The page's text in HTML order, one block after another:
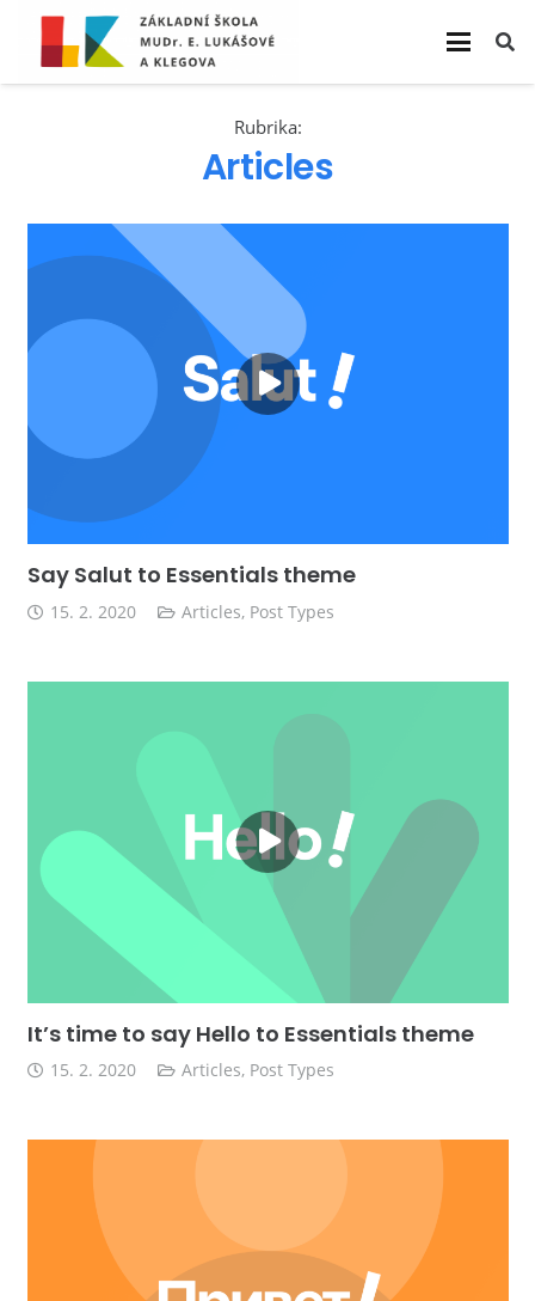
Rubrika:
Articles
Say Salut to Essentials theme
15. 2. 2020 Articles, Post Types
It’s time to say Hello to Essentials theme
15. 2. 2020 Articles, Post Types